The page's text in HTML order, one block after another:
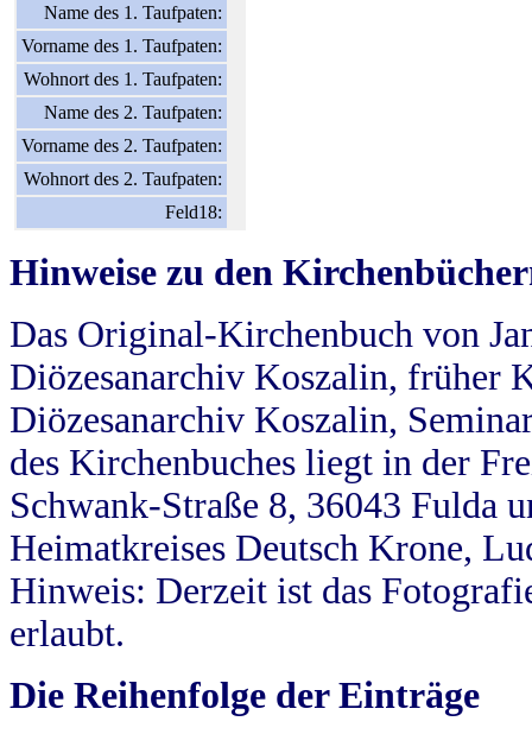
Name des 1. Taufpaten:
Vorname des 1. Taufpaten:
Wohnort des 1. Taufpaten:
Name des 2. Taufpaten:
Vorname des 2. Taufpaten:
Wohnort des 2. Taufpaten:
Feld18:
Hinweise zu den
Das Original-Kirchenbuch von
Diözesanarchiv Koszalin, früher
Diözesanarchiv Koszalin,
des Kirchenbuches liegt in der
Schwank-Straße 8, 36043 Fulda
Heimatkreises Deutsch Krone,
Hinweis: Derzeit ist das
erlaubt.
Die Reihenfolge der Einträge